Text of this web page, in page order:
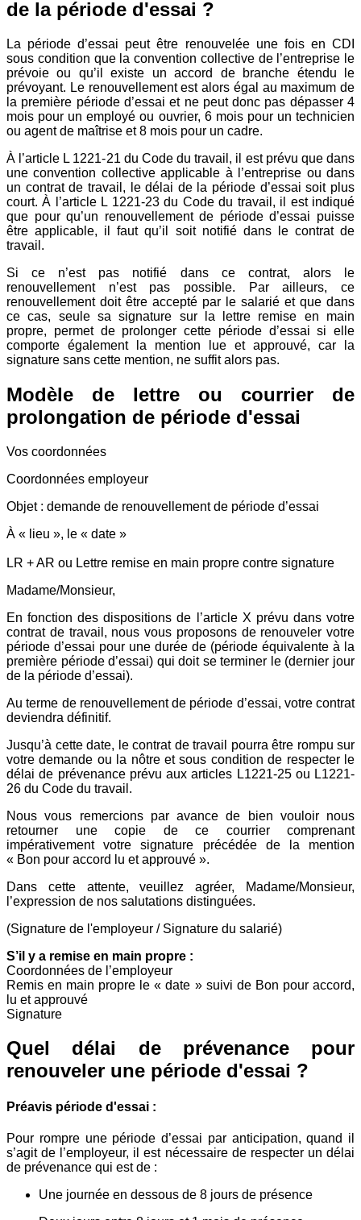
de la période d'essai ?
La période d’essai peut être renouvelée une fois en CDI
sous condition que la convention collective de l’entreprise le
prévoie ou qu’il existe un accord de branche étendu le
prévoyant. Le renouvellement est alors égal au maximum de
la première période d’essai et ne peut donc pas dépasser 4
mois pour un employé ou ouvrier, 6 mois pour un technicien
ou agent de maîtrise et 8 mois pour un cadre.
À l’article L 1221-21 du Code du travail, il est prévu que dans
une convention collective applicable à l’entreprise ou dans
un contrat de travail, le délai de la période d’essai soit plus
court. À l’article L 1221-23 du Code du travail, il est indiqué
que pour qu’un renouvellement de période d’essai puisse
être applicable, il faut qu’il soit notifié dans le contrat de
travail.
Si ce n’est pas notifié dans ce contrat, alors le
renouvellement n’est pas possible. Par ailleurs, ce
renouvellement doit être accepté par le salarié et que dans
ce cas, seule sa signature sur la lettre remise en main
propre, permet de prolonger cette période d’essai si elle
comporte également la mention lue et approuvé, car la
signature sans cette mention, ne suffit alors pas.
Modèle de lettre ou courrier de
prolongation de période d'essai
Vos coordonnées
Coordonnées employeur
Objet : demande de renouvellement de période d’essai
À « lieu », le « date »
LR + AR ou Lettre remise en main propre contre signature
Madame/Monsieur,
En fonction des dispositions de l’article X prévu dans votre
contrat de travail, nous vous proposons de renouveler votre
période d’essai pour une durée de (période équivalente à la
première période d’essai) qui doit se terminer le (dernier jour
de la période d’essai).
Au terme de renouvellement de période d’essai, votre contrat
deviendra définitif.
Jusqu’à cette date, le contrat de travail pourra être rompu sur
votre demande ou la nôtre et sous condition de respecter le
délai de prévenance prévu aux articles L1221-25 ou L1221-
26 du Code du travail.
Nous vous remercions par avance de bien vouloir nous
retourner une copie de ce courrier comprenant
impérativement votre signature précédée de la mention
« Bon pour accord lu et approuvé ».
Dans cette attente, veuillez agréer, Madame/Monsieur,
l’expression de nos salutations distinguées.
(Signature de l'employeur / Signature du salarié)
S’il y a remise en main propre :
Coordonnées de l’employeur
Remis en main propre le « date » suivi de Bon pour accord,
lu et approuvé
Signature
Quel délai de prévenance pour
renouveler une période d'essai ?
Préavis période d'essai :
Pour rompre une période d’essai par anticipation, quand il
s’agit de l’employeur, il est nécessaire de respecter un délai
de prévenance qui est de :
Une journée en dessous de 8 jours de présence